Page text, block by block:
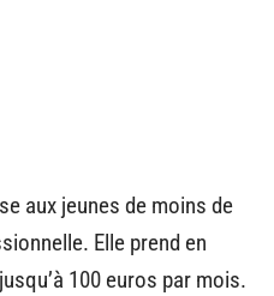
aux jeunes de moins de
Elle prend en
100 euros par mois.